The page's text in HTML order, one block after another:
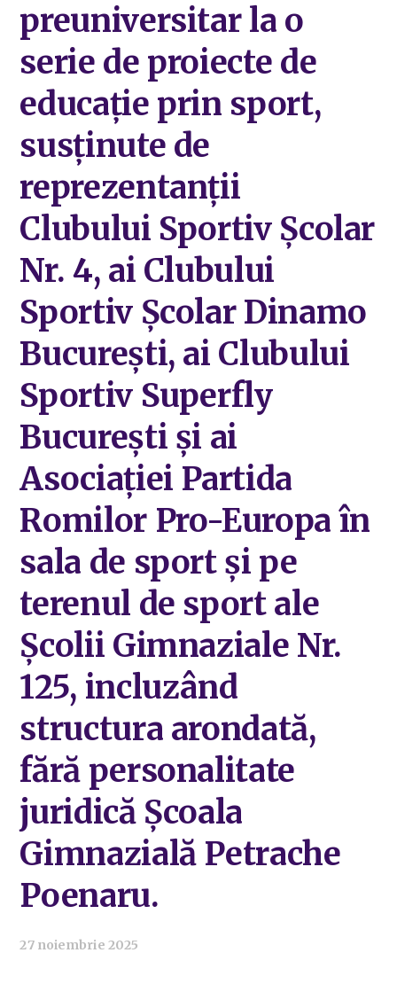
preuniversitar la o
serie de proiecte de
educație prin sport,
susținute de
reprezentanții
Clubului Sportiv Școlar
Nr. 4, ai Clubului
Sportiv Școlar Dinamo
București, ai Clubului
Sportiv Superfly
București și ai
Asociației Partida
Romilor Pro-Europa în
sala de sport și pe
terenul de sport ale
Școlii Gimnaziale Nr.
125, incluzând
structura arondată,
fără personalitate
juridică Școala
Gimnazială Petrache
Poenaru.
27 noiembrie 2025